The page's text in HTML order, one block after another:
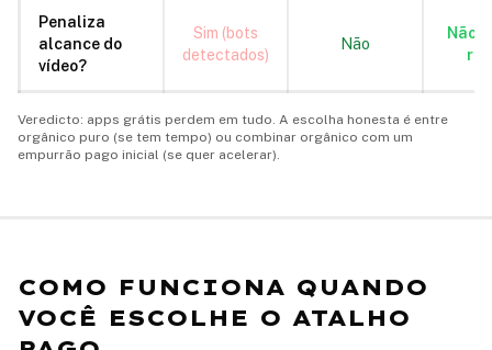
Penaliza
alcance do
vídeo?
Sim (bots
detectados)
Não
Não
Veredicto: apps grátis perdem em tudo. A escolha honesta é entre
orgânico puro (se tem tempo) ou combinar orgânico com um
empurrão pago inicial (se quer acelerar).
COMO FUNCIONA QUANDO
VOCÊ ESCOLHE O ATALHO